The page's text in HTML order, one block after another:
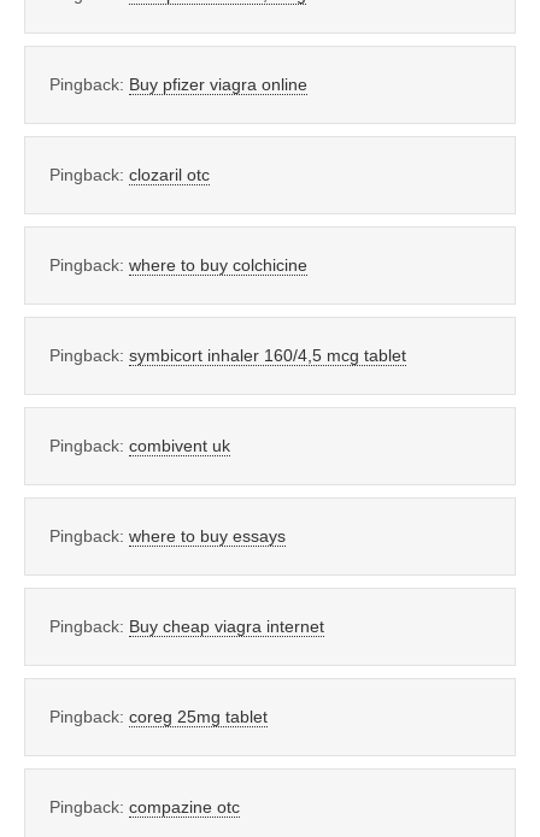
Pingback: Buy pfizer viagra online
Pingback: clozaril otc
Pingback: where to buy colchicine
Pingback: symbicort inhaler 160/4,5 mcg tablet
Pingback: combivent uk
Pingback: where to buy essays
Pingback: Buy cheap viagra internet
Pingback: coreg 25mg tablet
Pingback: compazine otc